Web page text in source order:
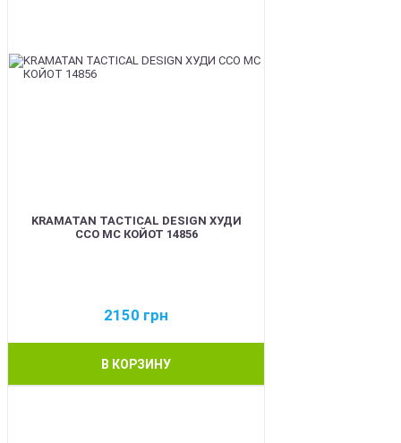
KRAMATAN TACTICAL DESIGN ХУДИ
ССО МС КОЙОТ 14856
2150 грн
В КОРЗИНУ